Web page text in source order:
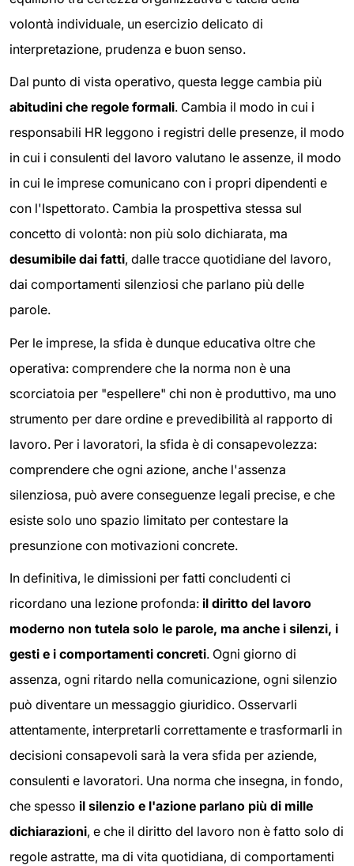
volontà individuale, un esercizio delicato di
interpretazione, prudenza e buon senso.
Dal punto di vista operativo, questa legge cambia più
abitudini che regole formali. Cambia il modo in cui i
responsabili HR leggono i registri delle presenze, il modo
in cui i consulenti del lavoro valutano le assenze, il modo
in cui le imprese comunicano con i propri dipendenti e
con l'Ispettorato. Cambia la prospettiva stessa sul
concetto di volontà: non più solo dichiarata, ma
desumibile dai fatti, dalle tracce quotidiane del lavoro,
dai comportamenti silenziosi che parlano più delle
parole.
Per le imprese, la sfida è dunque educativa oltre che
operativa: comprendere che la norma non è una
scorciatoia per "espellere" chi non è produttivo, ma uno
strumento per dare ordine e prevedibilità al rapporto di
lavoro. Per i lavoratori, la sfida è di consapevolezza:
comprendere che ogni azione, anche l'assenza
silenziosa, può avere conseguenze legali precise, e che
esiste solo uno spazio limitato per contestare la
presunzione con motivazioni concrete.
In definitiva, le dimissioni per fatti concludenti ci
ricordano una lezione profonda: il diritto del lavoro
moderno non tutela solo le parole, ma anche i silenzi, i
gesti e i comportamenti concreti. Ogni giorno di
assenza, ogni ritardo nella comunicazione, ogni silenzio
può diventare un messaggio giuridico. Osservarli
attentamente, interpretarli correttamente e trasformarli in
decisioni consapevoli sarà la vera sfida per aziende,
consulenti e lavoratori. Una norma che insegna, in fondo,
che spesso il silenzio e l'azione parlano più di mille
dichiarazioni, e che il diritto del lavoro non è fatto solo di
regole astratte, ma di vita quotidiana, di comportamenti